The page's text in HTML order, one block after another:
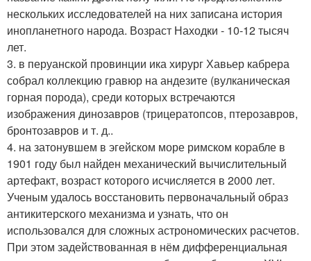
нескольких исследователей на них записана история
инопланетного народа. Возраст Находки - 10-12 тысяч
лет.
3. в перуанской провинции ика хирург Хавьер кабрера
собрал коллекцию гравюр на андезите (вулканическая
горная порода), среди которых встречаются
изображения динозавров (трицератопсов, птерозавров,
бронтозавров и т. д..
4. на затонувшем в эгейском море римском корабле в
1901 году был найден механический вычислительный
артефакт, возраст которого исчисляется в 2000 лет.
Ученым удалось восстановить первоначальный образ
антикитерского механизма и узнать, что он
использовался для сложных астрономических расчетов.
При этом задействованная в нём дифференциальная